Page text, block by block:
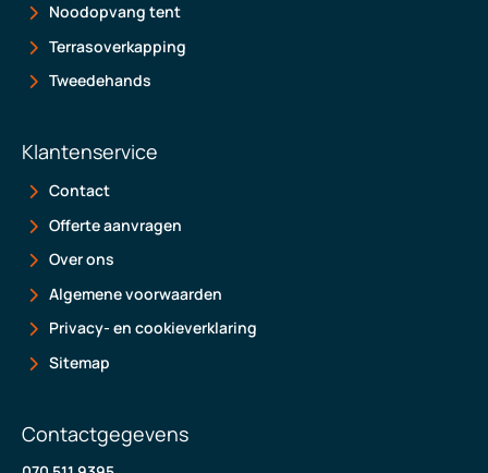
Noodopvang tent
Terrasoverkapping
Tweedehands
Klantenservice
Contact
Offerte aanvragen
Over ons
Algemene voorwaarden
Privacy- en cookieverklaring
Sitemap
Contactgegevens